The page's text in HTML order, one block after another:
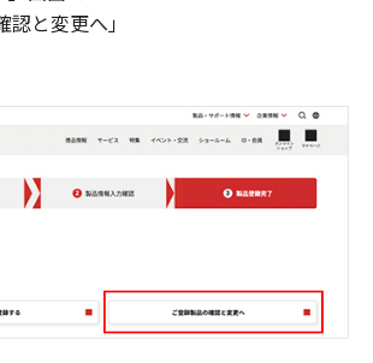
認と変更へ」